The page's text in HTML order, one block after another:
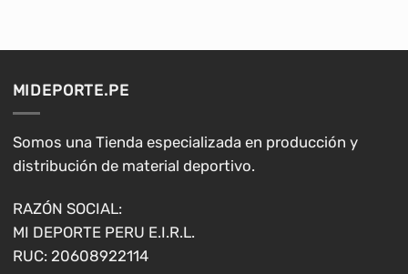
elegir
en
MIDEPORTE.PE
Somos una Tienda especializada en producción y
distribución de material deportivo.
RAZÓN SOCIAL:
MI DEPORTE PERU E.I.R.L.
RUC: 20608922114